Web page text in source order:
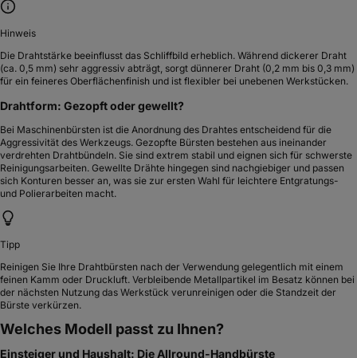
Hinweis
Die Drahtstärke beeinflusst das Schliffbild erheblich. Während dickerer Draht
(ca. 0,5 mm) sehr aggressiv abträgt, sorgt dünnerer Draht (0,2 mm bis 0,3 mm)
für ein feineres Oberflächenfinish und ist flexibler bei unebenen Werkstücken.
Drahtform: Gezopft oder gewellt?
Bei Maschinenbürsten ist die Anordnung des Drahtes entscheidend für die
Aggressivität des Werkzeugs. Gezopfte Bürsten bestehen aus ineinander
verdrehten Drahtbündeln. Sie sind extrem stabil und eignen sich für schwerste
Reinigungsarbeiten. Gewellte Drähte hingegen sind nachgiebiger und passen
sich Konturen besser an, was sie zur ersten Wahl für leichtere Entgratungs-
und Polierarbeiten macht.
Tipp
Reinigen Sie Ihre Drahtbürsten nach der Verwendung gelegentlich mit einem
feinen Kamm oder Druckluft. Verbleibende Metallpartikel im Besatz können bei
der nächsten Nutzung das Werkstück verunreinigen oder die Standzeit der
Bürste verkürzen.
Welches Modell passt zu Ihnen?
Einsteiger und Haushalt: Die Allround-Handbürste